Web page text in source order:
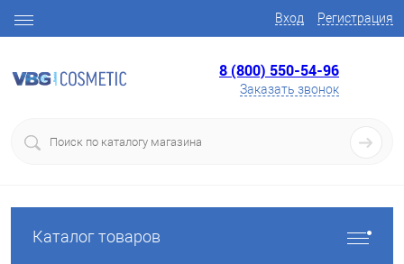
Вход Регистрация
8 (800) 550-54-96
Заказать звонок
Каталог товаров